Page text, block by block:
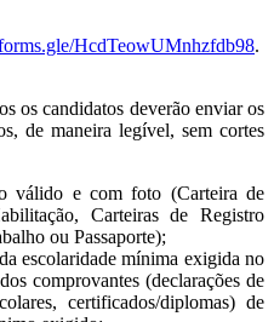
HcdTeowUMnhzfdb98.
os candidatos deverão enviar os
de maneira legível, sem cortes
válido e com foto (Carteira de
Carteiras de Registro
ou Passaporte);
escolaridade mínima exigida no
comprovantes (declarações de
certificados/diplomas) de